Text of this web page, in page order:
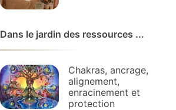
Dans le jardin des ressources ...
Chakras, ancrage,
alignement,
enracinement et
protection